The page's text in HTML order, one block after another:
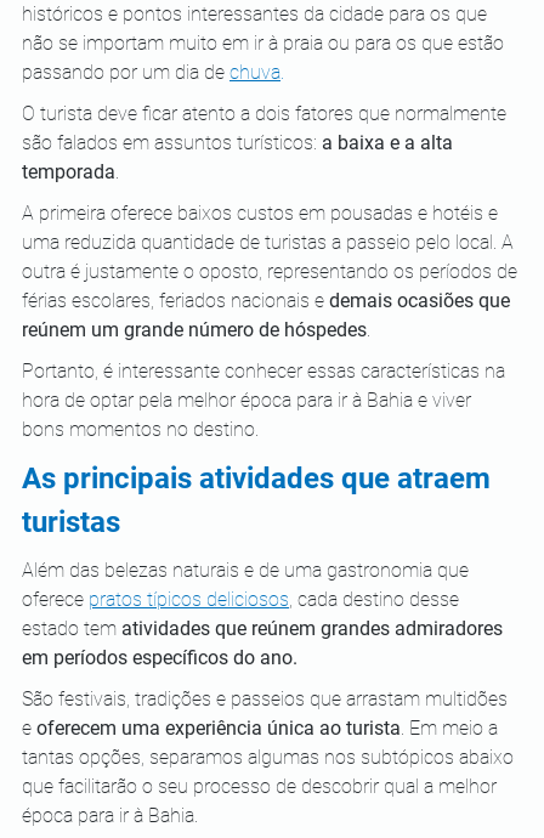
históricos e pontos interessantes da cidade para os que
não se importam muito em ir à praia ou para os que estão
passando por um dia de chuva
O turista deve ficar atento a dois fatores que normalmente
são falados em assuntos turísticos: a baixa e a alta
temporada
A primeira oferece baixos custos em pousadas e hotéis e
uma reduzida quantidade de turistas a passeio pelo local. A
outra é justamente o oposto, representando os períodos de
férias escolares, feriados nacionais e demais ocasiões que
reúnem um grande número de hóspedes
Portanto, é interessante conhecer essas características na
hora de optar pela melhor época para ir à Bahia e viver
bons momentos no destino.
As principais atividades que atraem
turistas
Além das belezas naturais e de uma gastronomia que
oferece pratos típicos deliciosos , cada destino desse
estado tem atividades que reúnem grandes admiradores
em períodos específicos do ano.
São festivais, tradições e passeios que arrastam multidões
e oferecem uma experiência única ao turista . Em meio a
tantas opções, separamos algumas nos subtópicos abaixo
que facilitarão o seu processo de descobrir qual a melhor
época para ir à Bahia.